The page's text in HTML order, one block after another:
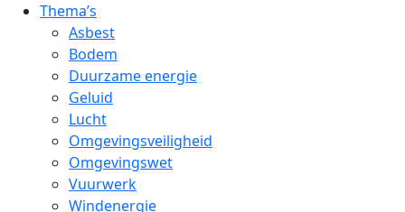
Thema’s
Asbest
Bodem
Duurzame energie
Geluid
Lucht
Omgevingsveiligheid
Omgevingswet
Vuurwerk
Windenergie